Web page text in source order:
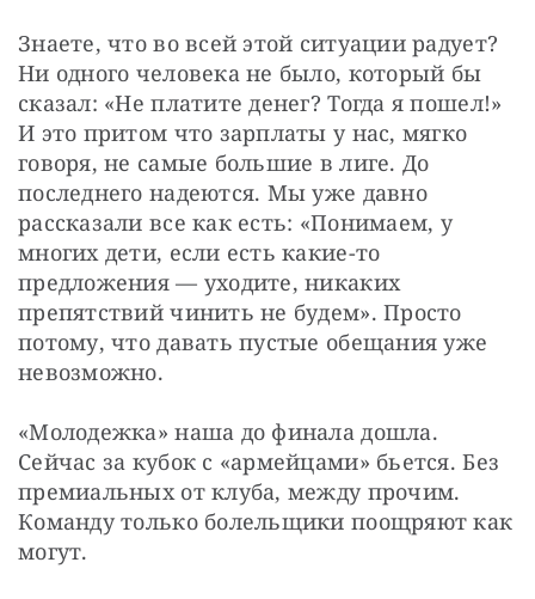
Знаете, что во всей этой ситуации радует?
Ни одного человека не было, который бы
сказал: «Не платите денег? Тогда я пошел!»
И это притом что зарплаты у нас, мягко
говоря, не самые большие в лиге. До
последнего надеются. Мы уже давно
рассказали все как есть: «Понимаем, у
многих дети, если есть какие-то
предложения — уходите, никаких
препятствий чинить не будем». Просто
потому, что давать пустые обещания уже
невозможно.
«Молодежка» наша до финала дошла.
Сейчас за кубок с «армейцами» бьется. Без
премиальных от клуба, между прочим.
Команду только болельщики поощряют как
могут.